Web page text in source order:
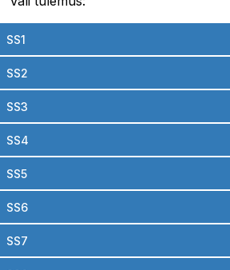
SS1
SS2
SS3
SS4
SS5
SS6
SS7